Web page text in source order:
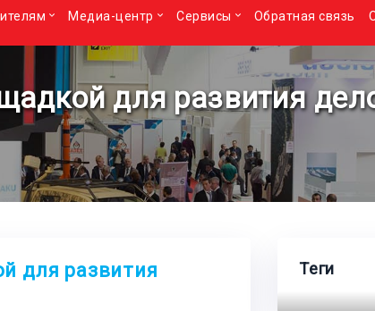
Медиа-центр Сервисы Обратная связь
для развития
для развития
Теги